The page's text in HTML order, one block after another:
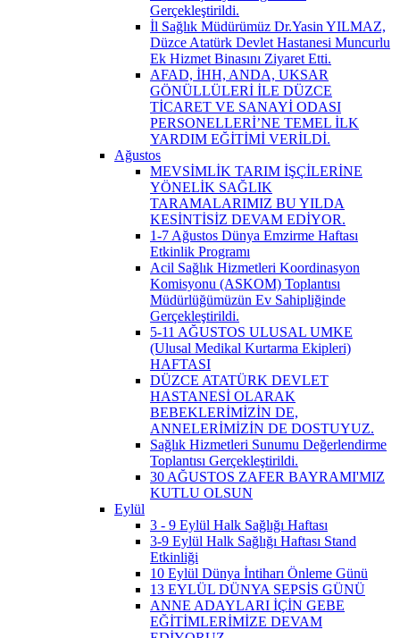
Gerçekleştirildi.
İl Sağlık Müdürümüz Dr.Yasin YILMAZ,
Düzce Atatürk Devlet Hastanesi Muncurlu
Ek Hizmet Binasını Ziyaret Etti.
AFAD, İHH, ANDA, UKSAR
GÖNÜLLÜLERİ İLE DÜZCE
TİCARET VE SANAYİ ODASI
PERSONELLERİ’NE TEMEL İLK
YARDIM EĞİTİMİ VERİLDİ.
Ağustos
MEVSİMLİK TARIM İŞÇİLERİNE
YÖNELİK SAĞLIK
TARAMALARIMIZ BU YILDA
KESİNTİSİZ DEVAM EDİYOR.
1-7 Ağustos Dünya Emzirme Haftası
Etkinlik Programı
Acil Sağlık Hizmetleri Koordinasyon
Komisyonu (ASKOM) Toplantısı
Müdürlüğümüzün Ev Sahipliğinde
Gerçekleştirildi.
5-11 AĞUSTOS ULUSAL UMKE
(Ulusal Medikal Kurtarma Ekipleri)
HAFTASI
DÜZCE ATATÜRK DEVLET
HASTANESİ OLARAK
BEBEKLERİMİZİN DE,
ANNELERİMİZİN DE DOSTUYUZ.
Sağlık Hizmetleri Sunumu Değerlendirme
Toplantısı Gerçekleştirildi.
30 AĞUSTOS ZAFER BAYRAMI'MIZ
KUTLU OLSUN
Eylül
3 - 9 Eylül Halk Sağlığı Haftası
3-9 Eylül Halk Sağlığı Haftası Stand
Etkinliği
10 Eylül Dünya İntiharı Önleme Günü
13 EYLÜL DÜNYA SEPSİS GÜNÜ
ANNE ADAYLARI İÇİN GEBE
EĞİTİMLERİMİZE DEVAM